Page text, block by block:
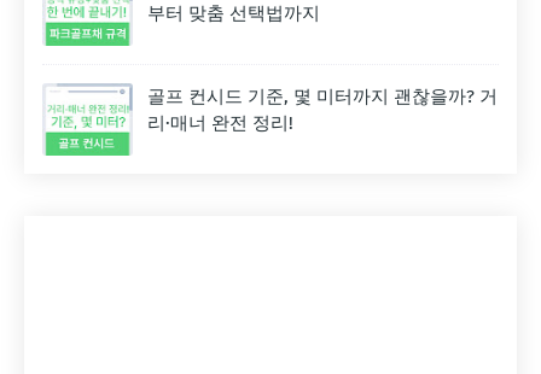
부터 맞춤 선택법까지
골프 컨시드 기준, 몇 미터까지 괜찮을까? 거
리·매너 완전 정리!